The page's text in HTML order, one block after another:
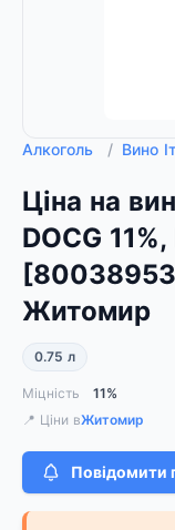
Алкоголь / Вино
Ціна на
DOCG
Житомир
0.75 л
Міцність
11%
📍 Ціни вЖитомир
Повідомити